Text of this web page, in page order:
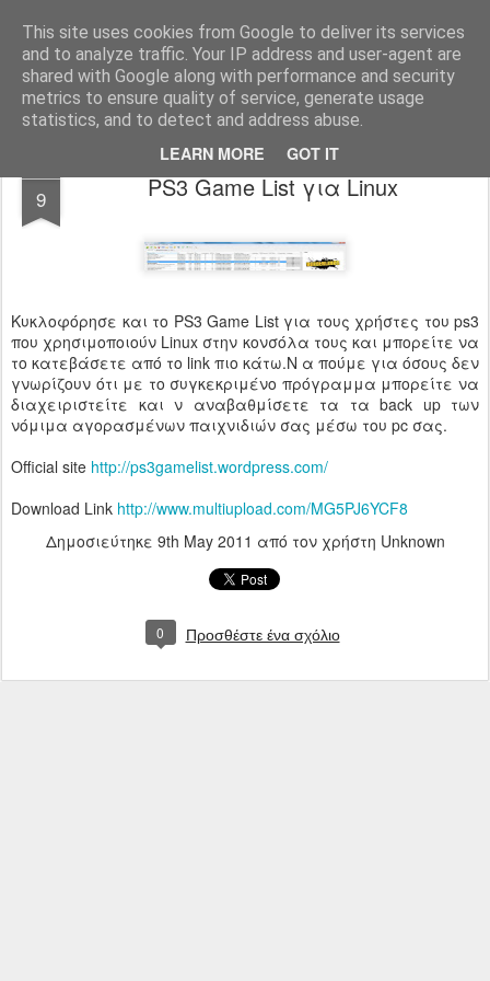
This site uses cookies from Google to deliver its services
and to analyze traffic. Your IP address and user-agent are
shared with Google along with performance and security
metrics to ensure quality of service, generate usage
statistics, and to detect and address abuse.
LEARN MORE GOT IT
www.psjailbreak.gr Καλωσήρθατε στο No1 site για τις κονσόλες Playstation στην Ελλάδα
Pages
9 PS3 Game List για Linux
Κυκλοφόρησε και το PS3 Game List για τους χρήστες του ps3
που χρησιμοποιούν Linux στην κονσόλα τους και μπορείτε να
το κατεβάσετε από το link πιο κάτω.Ν α πούμε για όσους δεν
γνωρίζουν ότι με το συγκεκριμένο πρόγραμμα μπορείτε να
διαχειριστείτε και ν αναβαθμίσετε τα τα back up των
νόμιμα αγορασμένων παιχνιδιών σας μέσω του pc σας.
Official site http://ps3gamelist.wordpress.com/
Download Link http://www.multiupload.com/MG5PJ6YCF8
Δημοσιεύτηκε 9th May 2011 από τον χρήστη Unknown
0 Προσθέστε ένα σχόλιο